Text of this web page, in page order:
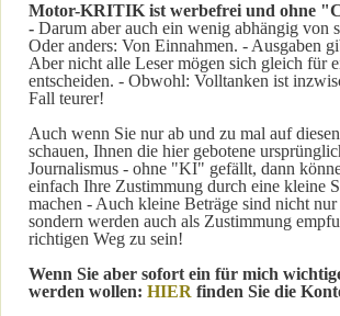
Motor-KRITIK ist werbefrei und ohne
- Darum aber auch ein wenig abhängig von
Oder anders: Von Einnahmen. - Ausgaben
Aber nicht alle Leser mögen sich gleich für
entscheiden. - Obwohl: Volltanken ist
Fall teurer!
Auch wenn Sie nur ab und zu mal auf
schauen, Ihnen die hier gebotene
Journalismus - ohne "KI" gefällt, dann
einfach Ihre Zustimmung durch eine kleine
machen - Auch kleine Beträge sind nicht
sondern werden auch als Zustimmung
richtigen Weg zu sein!
Wenn Sie aber sofort ein für mich
werden wollen: HIER finden Sie die